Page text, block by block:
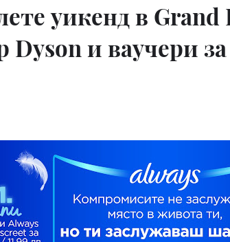
уикенд в
Dyson и ваучери